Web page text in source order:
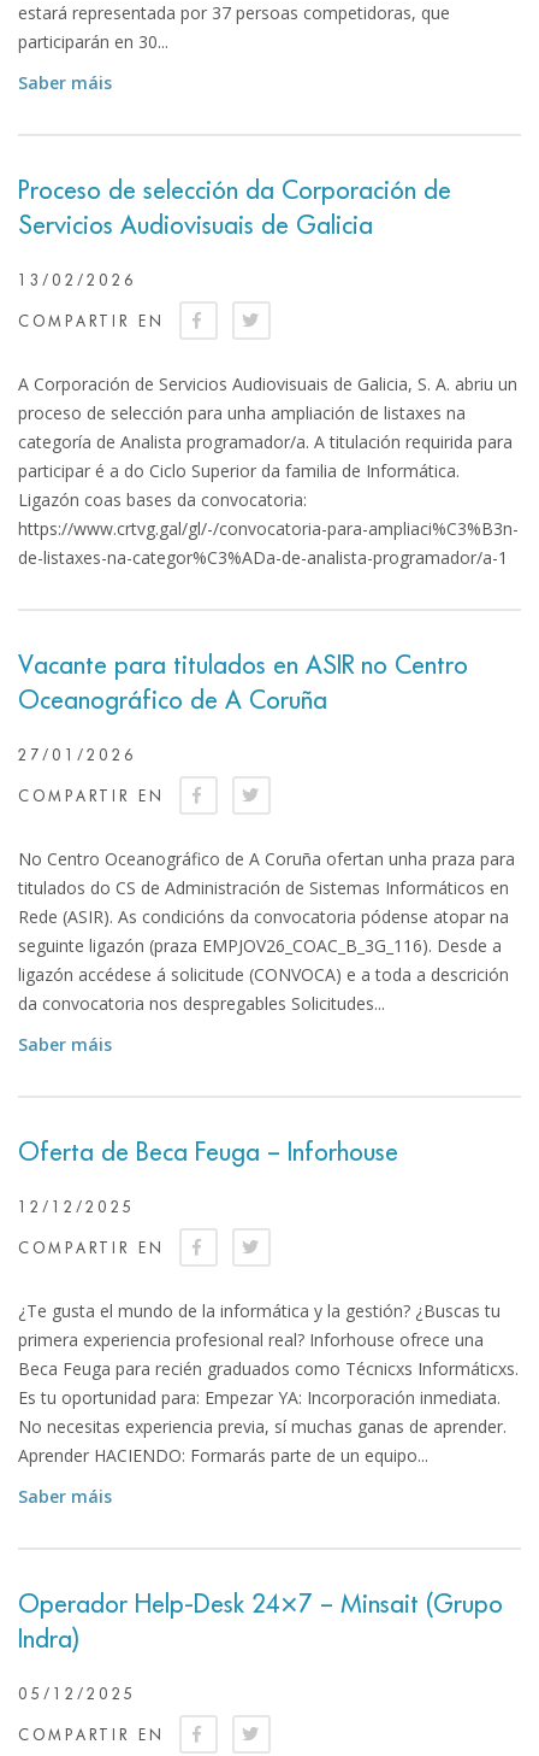
estará representada por 37 persoas competidoras, que
participarán en 30...
Saber máis
Proceso de selección da Corporación de
Servicios Audiovisuais de Galicia
13/02/2026
COMPARTIR EN
A Corporación de Servicios Audiovisuais de Galicia, S. A. abriu un
proceso de selección para unha ampliación de listaxes na
categoría de Analista programador/a. A titulación requirida para
participar é a do Ciclo Superior da familia de Informática.
Ligazón coas bases da convocatoria:
https://www.crtvg.gal/gl/-/convocatoria-para-ampliaci%C3%B3n-
de-listaxes-na-categor%C3%ADa-de-analista-programador/a-1
Vacante para titulados en ASIR no Centro
Oceanográfico de A Coruña
27/01/2026
COMPARTIR EN
No Centro Oceanográfico de A Coruña ofertan unha praza para
titulados do CS de Administración de Sistemas Informáticos en
Rede (ASIR). As condicións da convocatoria pódense atopar na
seguinte ligazón (praza EMPJOV26_COAC_B_3G_116). Desde a
ligazón accédese á solicitude (CONVOCA) e a toda a descrición
da convocatoria nos despregables Solicitudes...
Saber máis
Oferta de Beca Feuga – Inforhouse
12/12/2025
COMPARTIR EN
¿Te gusta el mundo de la informática y la gestión? ¿Buscas tu
primera experiencia profesional real? Inforhouse ofrece una
Beca Feuga para recién graduados como Técnicxs Informáticxs.
Es tu oportunidad para: Empezar YA: Incorporación inmediata.
No necesitas experiencia previa, sí muchas ganas de aprender.
Aprender HACIENDO: Formarás parte de un equipo...
Saber máis
Operador Help-Desk 24×7 – Minsait (Grupo
Indra)
05/12/2025
COMPARTIR EN